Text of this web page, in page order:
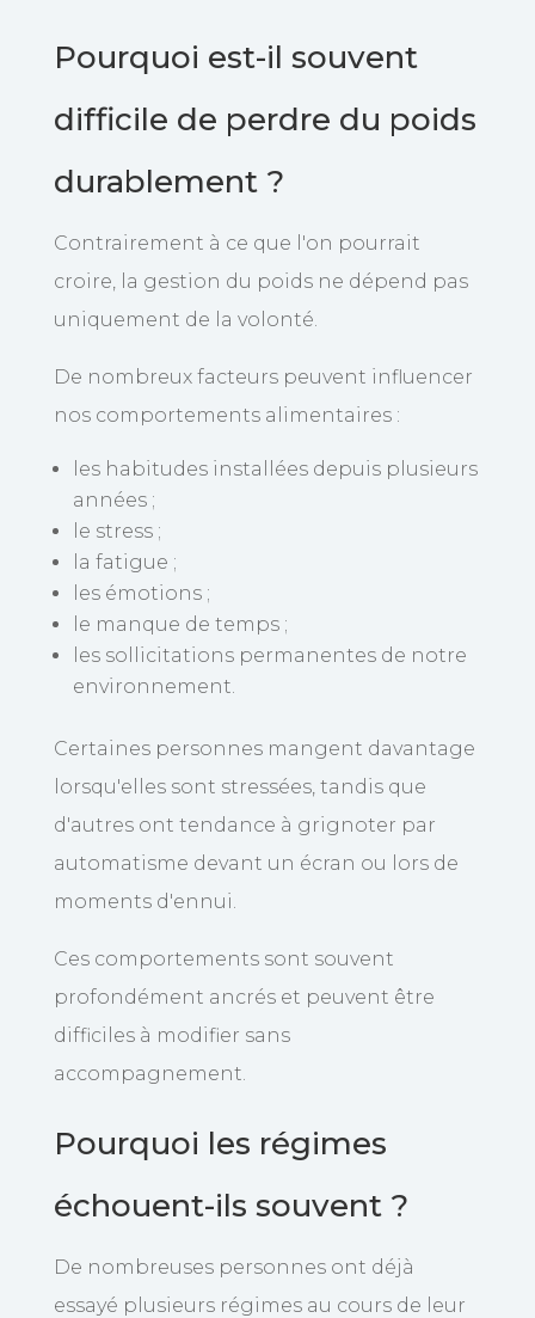
Pourquoi est-il souvent
difficile de perdre du poids
durablement ?
Contrairement à ce que l'on pourrait
croire, la gestion du poids ne dépend pas
uniquement de la volonté.
De nombreux facteurs peuvent influencer
nos comportements alimentaires :
les habitudes installées depuis plusieurs
années ;
le stress ;
la fatigue ;
les émotions ;
le manque de temps ;
les sollicitations permanentes de notre
environnement.
Certaines personnes mangent davantage
lorsqu'elles sont stressées, tandis que
d'autres ont tendance à grignoter par
automatisme devant un écran ou lors de
moments d'ennui.
Ces comportements sont souvent
profondément ancrés et peuvent être
difficiles à modifier sans
accompagnement.
Pourquoi les régimes
échouent-ils souvent ?
De nombreuses personnes ont déjà
essayé plusieurs régimes au cours de leur